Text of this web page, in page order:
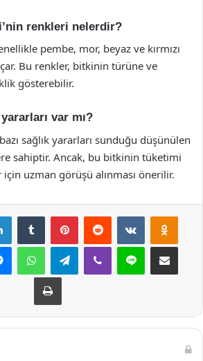
renkleri nelerdir?
pembe, mor, beyaz ve kırmızı
Bu renkler, bitkinin türüne ve
gösterebilir.
var mı?
sağlık yararları sunduğu düşünülen
sahiptir. Ancak, bu bitkinin tüketimi
uzman görüşü alınması önerilir.
LinkedInTumblr PinterestReddit VKontakte
MessengerWhatsAppTelegramViber Line E-Posta ile
Yazdır